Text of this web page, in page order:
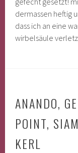
dermassen heftig
dass ich an eine
wirbelsäule
ANANDO,
POINT,
KERL